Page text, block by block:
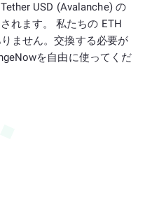
USD (Avalanche) の
れます。 私たちの ETH
ません。交換する必要が
を自由に使ってくだ